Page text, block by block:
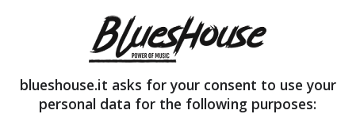
blueshouse.it asks for your consent to use your
personal data for the following purposes: